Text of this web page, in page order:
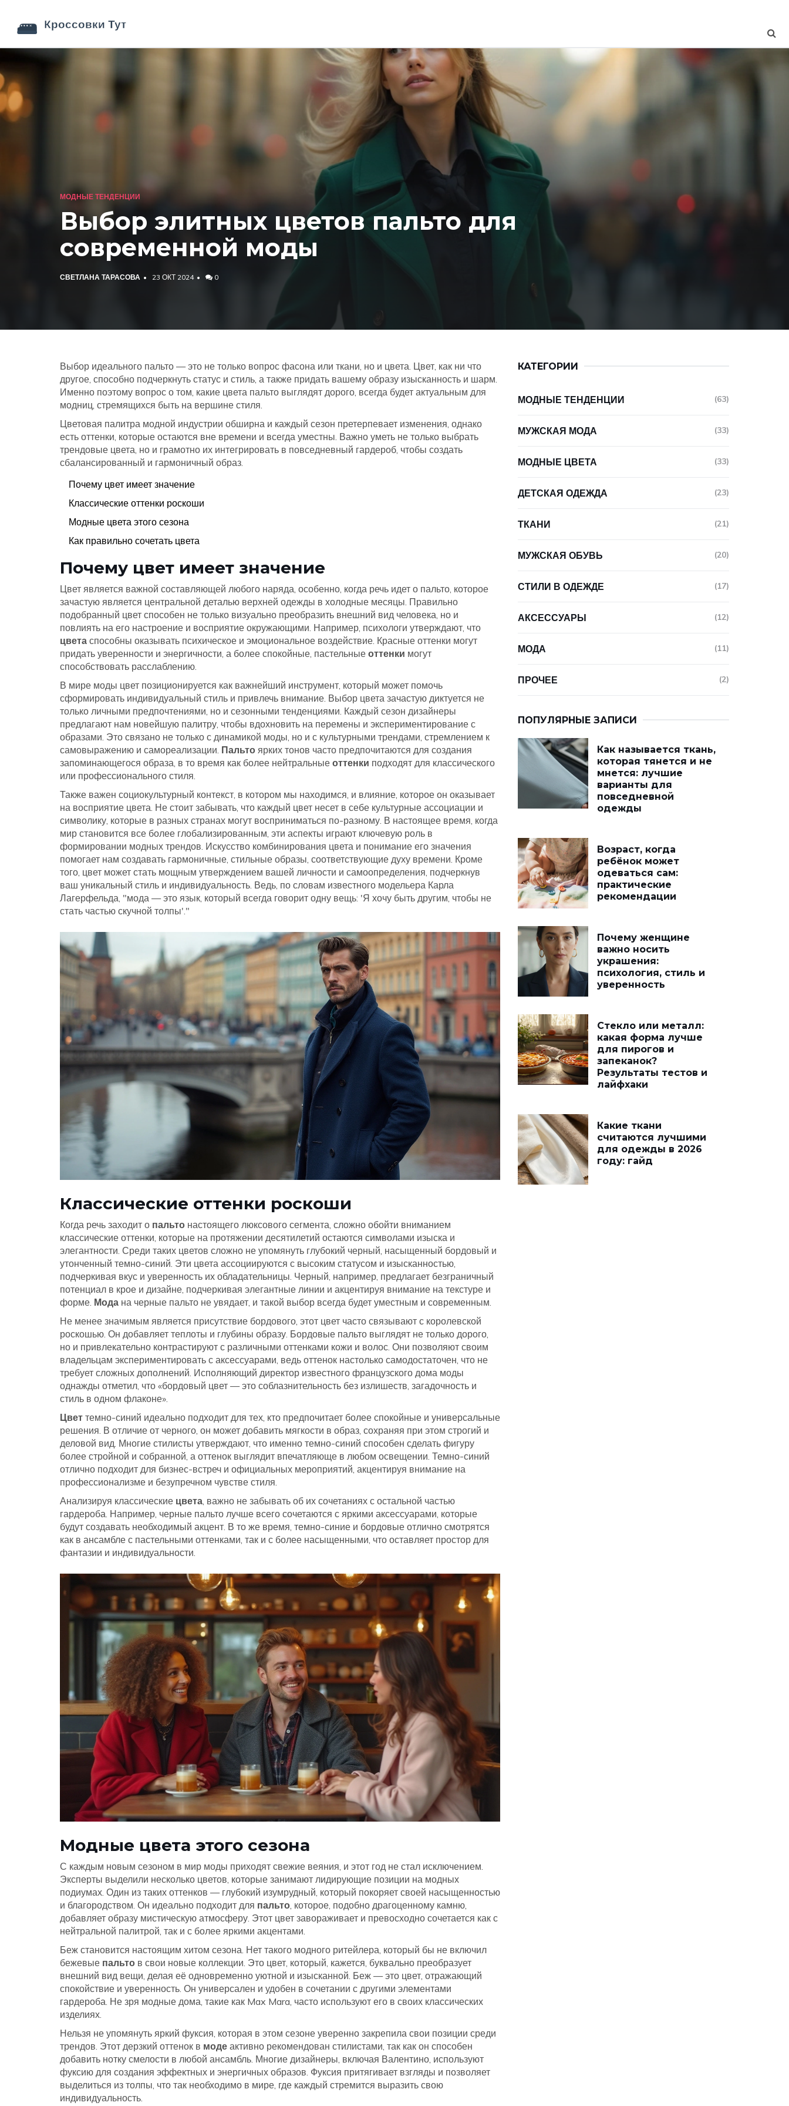
МОДНЫЕ ТЕНДЕНЦИИ
Выбор элитных цветов пальто для
современной моды
СВЕТЛАНА ТАРАСОВА 23 ОКТ 2024 0
Выбор идеального пальто — это не только вопрос фасона или ткани, но и цвета. Цвет, как ни что
другое, способно подчеркнуть статус и стиль, а также придать вашему образу изысканность и шарм.
Именно поэтому вопрос о том, какие цвета пальто выглядят дорого, всегда будет актуальным для
модниц, стремящихся быть на вершине стиля.
Цветовая палитра модной индустрии обширна и каждый сезон претерпевает изменения, однако
есть оттенки, которые остаются вне времени и всегда уместны. Важно уметь не только выбрать
трендовые цвета, но и грамотно их интегрировать в повседневный гардероб, чтобы создать
сбалансированный и гармоничный образ.
Почему цвет имеет значение
Классические оттенки роскоши
Модные цвета этого сезона
Как правильно сочетать цвета
Почему цвет имеет значение
Цвет является важной составляющей любого наряда, особенно, когда речь идет о пальто, которое
зачастую является центральной деталью верхней одежды в холодные месяцы. Правильно
подобранный цвет способен не только визуально преобразить внешний вид человека, но и
повлиять на его настроение и восприятие окружающими. Например, психологи утверждают, что
цвета способны оказывать психическое и эмоциональное воздействие. Красные оттенки могут
придать уверенности и энергичности, а более спокойные, пастельные оттенки могут
способствовать расслаблению.
В мире моды цвет позиционируется как важнейший инструмент, который может помочь
сформировать индивидуальный стиль и привлечь внимание. Выбор цвета зачастую диктуется не
только личными предпочтениями, но и сезонными тенденциями. Каждый сезон дизайнеры
предлагают нам новейшую палитру, чтобы вдохновить на перемены и экспериментирование с
образами. Это связано не только с динамикой моды, но и с культурными трендами, стремлением к
самовыражению и самореализации. Пальто ярких тонов часто предпочитаются для создания
запоминающегося образа, в то время как более нейтральные оттенки подходят для классического
или профессионального стиля.
Также важен социокультурный контекст, в котором мы находимся, и влияние, которое он оказывает
на восприятие цвета. Не стоит забывать, что каждый цвет несет в себе культурные ассоциации и
символику, которые в разных странах могут восприниматься по-разному. В настоящее время, когда
мир становится все более глобализированным, эти аспекты играют ключевую роль в
формировании модных трендов. Искусство комбинирования цвета и понимание его значения
помогает нам создавать гармоничные, стильные образы, соответствующие духу времени. Кроме
того, цвет может стать мощным утверждением вашей личности и самоопределения, подчеркнув
ваш уникальный стиль и индивидуальность. Ведь, по словам известного модельера Карла
Лагерфельда, "мода — это язык, который всегда говорит одну вещь: 'Я хочу быть другим, чтобы не
стать частью скучной толпы'."
Классические оттенки роскоши
Когда речь заходит о пальто настоящего люксового сегмента, сложно обойти вниманием
классические оттенки, которые на протяжении десятилетий остаются символами изыска и
элегантности. Среди таких цветов сложно не упомянуть глубокий черный, насыщенный бордовый и
утонченный темно-синий. Эти цвета ассоциируются с высоким статусом и изысканностью,
подчеркивая вкус и уверенность их обладательницы. Черный, например, предлагает безграничный
потенциал в крое и дизайне, подчеркивая элегантные линии и акцентируя внимание на текстуре и
форме. Мода на черные пальто не увядает, и такой выбор всегда будет уместным и современным.
Не менее значимым является присутствие бордового, этот цвет часто связывают с королевской
роскошью. Он добавляет теплоты и глубины образу. Бордовые пальто выглядят не только дорого,
но и привлекательно контрастируют с различными оттенками кожи и волос. Они позволяют своим
владельцам экспериментировать с аксессуарами, ведь оттенок настолько самодостаточен, что не
требует сложных дополнений. Исполняющий директор известного французского дома моды
однажды отметил, что «бордовый цвет — это соблазнительность без излишеств, загадочность и
стиль в одном флаконе».
Цвет темно-синий идеально подходит для тех, кто предпочитает более спокойные и универсальные
решения. В отличие от черного, он может добавить мягкости в образ, сохраняя при этом строгий и
деловой вид. Многие стилисты утверждают, что именно темно-синий способен сделать фигуру
более стройной и собранной, а оттенок выглядит впечатляюще в любом освещении. Темно-синий
отлично подходит для бизнес-встреч и официальных мероприятий, акцентируя внимание на
профессионализме и безупречном чувстве стиля.
Анализируя классические цвета , важно не забывать об их сочетаниях с остальной частью
гардероба. Например, черные пальто лучше всего сочетаются с яркими аксессуарами, которые
будут создавать необходимый акцент. В то же время, темно-синие и бордовые отлично смотрятся
как в ансамбле с пастельными оттенками, так и с более насыщенными, что оставляет простор для
фантазии и индивидуальности.
Модные цвета этого сезона
С каждым новым сезоном в мир моды приходят свежие веяния, и этот год не стал исключением.
Эксперты выделили несколько цветов, которые занимают лидирующие позиции на модных
подиумах. Один из таких оттенков — глубокий изумрудный, который покоряет своей насыщенностью
и благородством. Он идеально подходит для пальто , которое, подобно драгоценному камню,
добавляет образу мистическую атмосферу. Этот цвет завораживает и превосходно сочетается как с
нейтральной палитрой, так и с более яркими акцентами.
Беж становится настоящим хитом сезона. Нет такого модного ритейлера, который бы не включил
бежевые пальто в свои новые коллекции. Это цвет, который, кажется, буквально преобразует
внешний вид вещи, делая её одновременно уютной и изысканной. Беж — это цвет, отражающий
спокойствие и уверенность. Он универсален и удобен в сочетании с другими элементами
гардероба. Не зря модные дома, такие как Max Mara, часто используют его в своих классических
изделиях.
Нельзя не упомянуть яркий фуксия, которая в этом сезоне уверенно закрепила свои позиции среди
трендов. Этот дерзкий оттенок в моде активно рекомендован стилистами, так как он способен
добавить нотку смелости в любой ансамбль. Многие дизайнеры, включая Валентино, используют
фуксию для создания эффектных и энергичных образов. Фуксия притягивает взгляды и позволяет
выделиться из толпы, что так необходимо в мире, где каждый стремится выразить свою
индивидуальность.
КАТЕГОРИИ
МОДНЫЕ ТЕНДЕНЦИИ (63)
МУЖСКАЯ МОДА (33)
МОДНЫЕ ЦВЕТА (33)
ДЕТСКАЯ ОДЕЖДА (23)
ТКАНИ (21)
МУЖСКАЯ ОБУВЬ (20)
СТИЛИ В ОДЕЖДЕ (17)
АКСЕССУАРЫ (12)
МОДА (11)
ПРОЧЕЕ (2)
ПОПУЛЯРНЫЕ ЗАПИСИ
Как называется ткань,
которая тянется и не
мнется: лучшие
варианты для
повседневной
одежды
Возраст, когда
ребёнок может
одеваться сам:
практические
рекомендации
Почему женщине
важно носить
украшения:
психология, стиль и
уверенность
Стекло или металл:
какая форма лучше
для пирогов и
запеканок?
Результаты тестов и
лайфхаки
Какие ткани
считаются лучшими
для одежды в 2026
году: гайд